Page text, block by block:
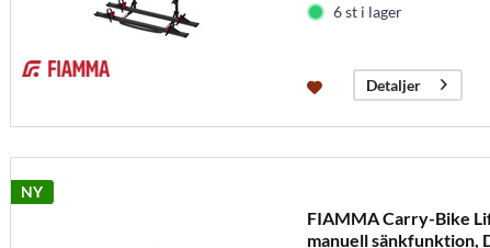
6 st i lager
Detaljer
NY
FIAMMA Carry-Bike
manuell sänkfunktion,